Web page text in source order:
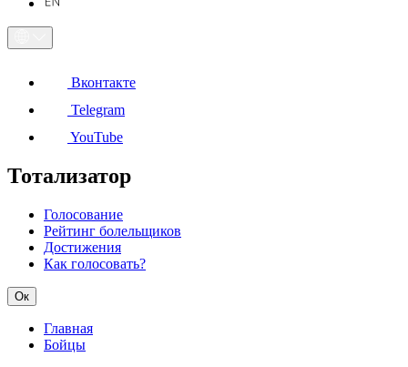
Вконтакте
Telegram
YouTube
Тотализатор
Голосование
Рейтинг болельщиков
Достижения
Как голосовать?
Ок
Главная
Бойцы